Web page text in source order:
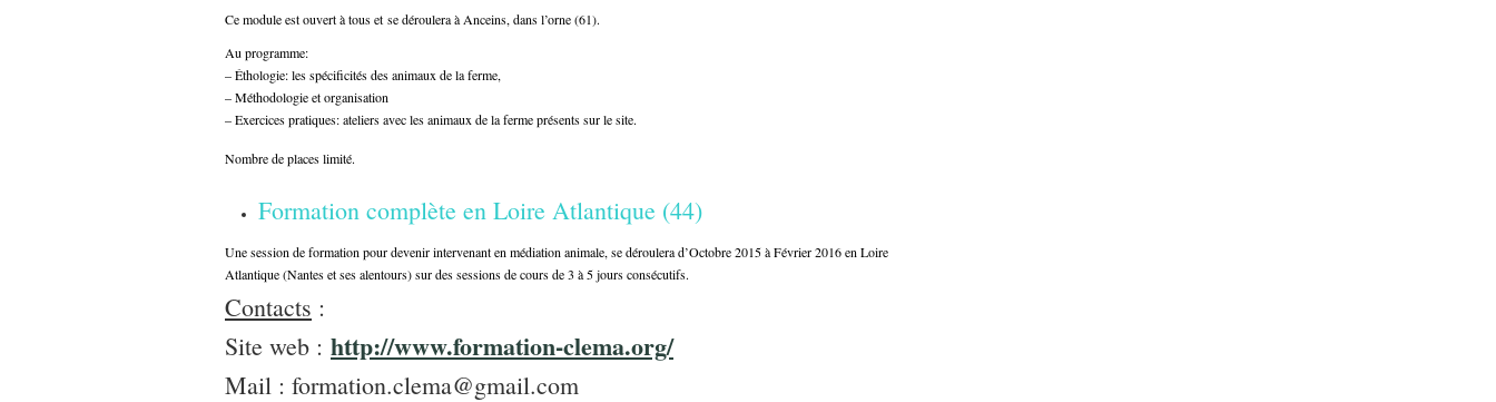
Ce module est ouvert à tous et se déroulera à Anceins, dans l’orne (61).
Au programme:
– Éthologie: les spécificités des animaux de la ferme,
– Méthodologie et organisation
– Exercices pratiques: ateliers avec les animaux de la ferme présents sur le site.
Nombre de places limité.
Formation complète en Loire Atlantique (44)
Une session de formation pour devenir intervenant en médiation animale, se déroulera d’Octobre 2015 à Février 2016 en Loire
Atlantique (Nantes et ses alentours) sur des sessions de cours de 3 à 5 jours consécutifs.
Contacts :
Site web : http://www.formation-clema.org/
Mail : formation.clema@gmail.com